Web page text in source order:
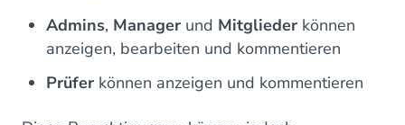
Admins, Manager und Mitglieder können
anzeigen, bearbeiten und kommentieren
Prüfer können anzeigen und kommentieren